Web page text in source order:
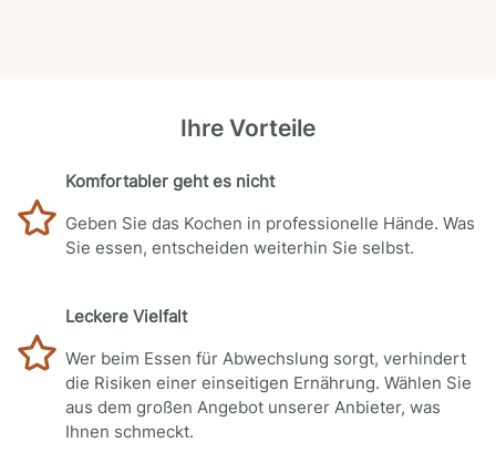
Ihre Vorteile
Komfortabler geht es nicht
Geben Sie das Kochen in professionelle Hände. Was
Sie essen, entscheiden weiterhin Sie selbst.
Leckere Vielfalt
Wer beim Essen für Abwechslung sorgt, verhindert
die Risiken einer einseitigen Ernährung. Wählen Sie
aus dem großen Angebot unserer Anbieter, was
Ihnen schmeckt.